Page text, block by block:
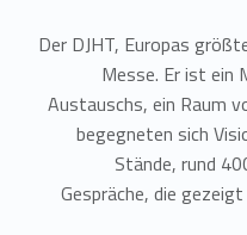
Der DJHT, Europas
Messe. Er ist ein
Austauschs, ein Raum
begegneten sich
Stände, rund
Gespräche, die